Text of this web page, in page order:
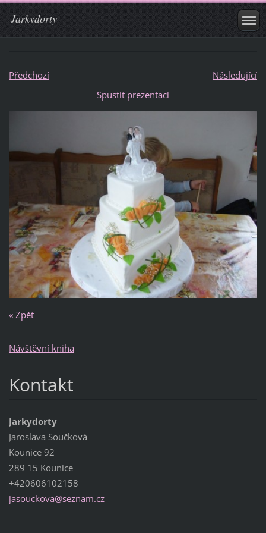
Jarkydorty
Předchozí
Následující
Spustit prezentaci
« Zpět
Návštěvní kniha
Kontakt
Jarkydorty
Jaroslava Součková
Kounice 92
289 15 Kounice
+420606102158
jasouckova@seznam.cz